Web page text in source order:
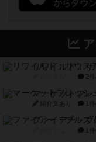
リワイルド：サ
2
マーケットフレ
紹介文あり 1
ファイアー・ブ
1